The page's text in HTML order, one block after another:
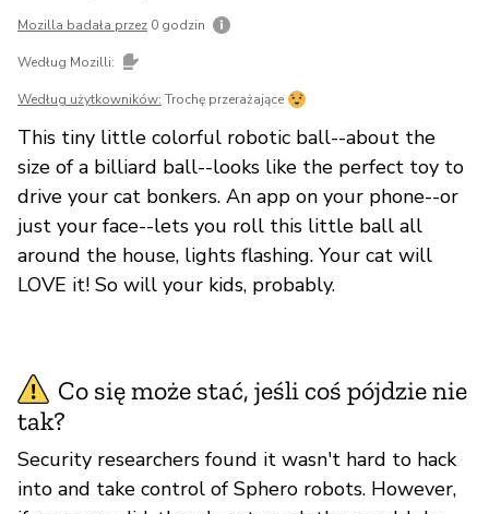
Mozilla badała przez 0 godzin
Według Mozilli:
Według użytkowników: Trochę przerażające
This tiny little colorful robotic ball--about the
size of a billiard ball--looks like the perfect toy to
drive your cat bonkers. An app on your phone--or
just your face--lets you roll this little ball all
around the house, lights flashing. Your cat will
LOVE it! So will your kids, probably.
Co się może stać, jeśli coś pójdzie nie
tak?
Security researchers found it wasn't hard to hack
into and take control of Sphero robots. However,